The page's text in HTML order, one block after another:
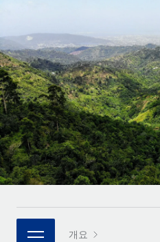
인프라
Remote 통합
HR을 워크플로에 매끄럽게
플랫폼
팀을 위한 통합된 핵심 HR 기
연결 새로운
통합
핵심 비즈니스 도구로 프로세
성장하는 기업을 위한 민첩
중견기업
맞춤형 HR 솔루션으로 팀 확장
엔터프라이즈
대기업을 위한 글로벌 HR
REMOTE 파트너 되기
플랫폼에 글로벌 HR을 유연하
REMOTE와 함께 배우기
리서치 및 가이드
사례 연구
HR 용어집
체크리스트 및 템플릿
직무 설명 라이브러리
이벤트
Deutsch
Español
Italiano
Português (Portugal)
한국어
개요